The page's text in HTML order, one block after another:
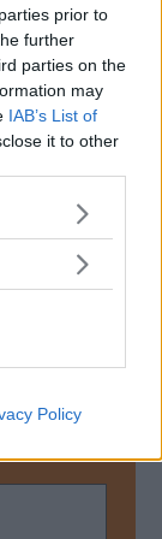
prior to
further
parties on the
may
IAB’s List of
it to other
more Google
may click to
Google
Policy
X?
OPEL